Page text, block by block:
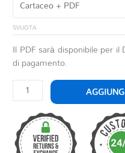
SVUOTA
Il PDF sarà disponibile per
di pagamento.
LOVE
THEME
quantità